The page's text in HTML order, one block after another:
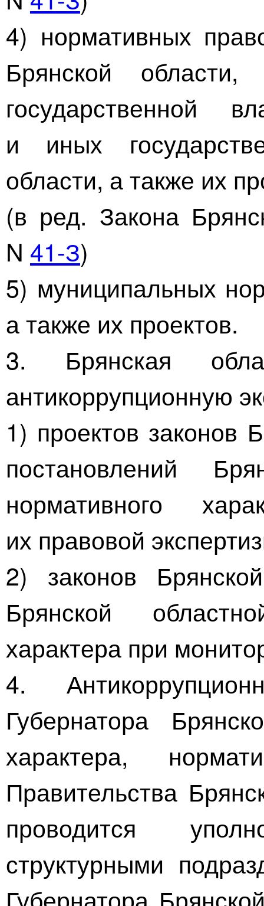
4) нормативных
Брянской области,
государственной
и иных
области, а также их
(в ред. Закона
N 41-З)
5) муниципальных
а также их проектов.
3. Брянская
антикоррупционную
1) проектов законов
постановлений
нормативного
их правовой
2) законов
Брянской
характера при
4.
Губернатора
характера,
Правительства
проводится
структурными